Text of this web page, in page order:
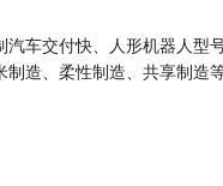
汽车交付快、人形机器人
造、柔性制造、共享制造